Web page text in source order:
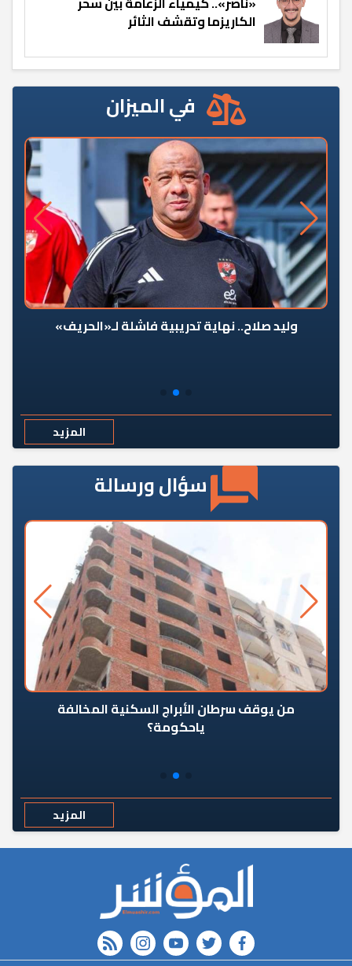
الكاريزما وتقشف الثائر
في الميزان
وليد صلاح.. نهاية تدريبية فاشلة لـ«الحريف»
المزيد
سؤال ورسالة
من يوقف سرطان الأبراج السكنية المخالفة
ياحكومة؟
المزيد
FACEBOOK
twitter
youtube
instagram
rss feed